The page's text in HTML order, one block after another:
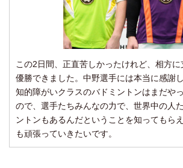
この2日間、正直苦しかったけれど、相方
優勝できました。中野選手には本当に感謝し
知的障がいクラスのバドミントンはまだや
ので、選手たちみんなの力で、世界中の人
ントンもあるんだということを知ってもら
も頑張っていきたいです。